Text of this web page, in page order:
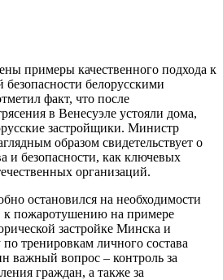
примеры качественного подхода к
белорусскими
факт, что после
в Венесуэле устояли дома,
застройщики. Министр
образом свидетельствует о
и безопасности, как ключевых
организаций.
остановился на необходимости
к пожаротушению на примере
застройке Минска и
тренировкам личного состава
важный вопрос – контроль за
граждан, а также за